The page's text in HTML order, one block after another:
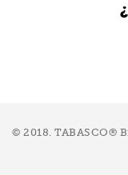
© 2018. TABASCO®